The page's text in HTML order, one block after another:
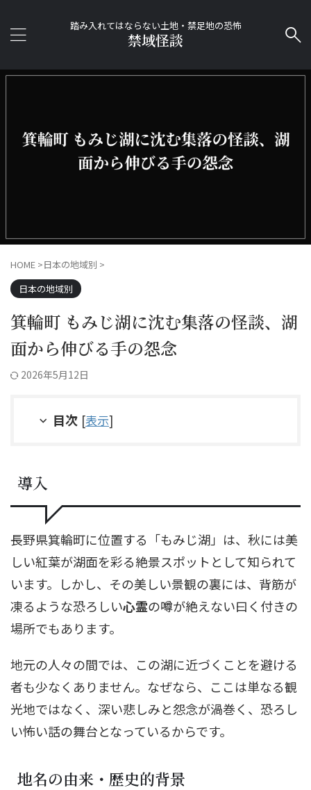
踏み入れてはならない土地・禁足地の恐怖
禁域怪談
HOME >日本の地域別 >
日本の地域別
箕輪町 もみじ湖に沈む集落の怪談、湖
面から伸びる手の怨念
2026年5月12日
目次 [表示]
導入
長野県箕輪町に位置する「もみじ湖」は、秋には美
しい紅葉が湖面を彩る絶景スポットとして知られて
います。しかし、その美しい景観の裏には、背筋が
凍るような恐ろしい心霊の噂が絶えない曰く付きの
場所でもあります。
地元の人々の間では、この湖に近づくことを避ける
者も少なくありません。なぜなら、ここは単なる観
光地ではなく、深い悲しみと怨念が渦巻く、恐ろし
い怖い話の舞台となっているからです。
地名の由来・歴史的背景